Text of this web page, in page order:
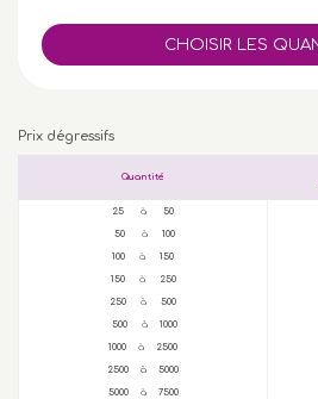
Prix dégressifs
Quantité
25 à 50
50à 100
100 à 150
150à 250
250 à 500
500à 1000
1000 à 2500
2500 à 5000
5000à 7500